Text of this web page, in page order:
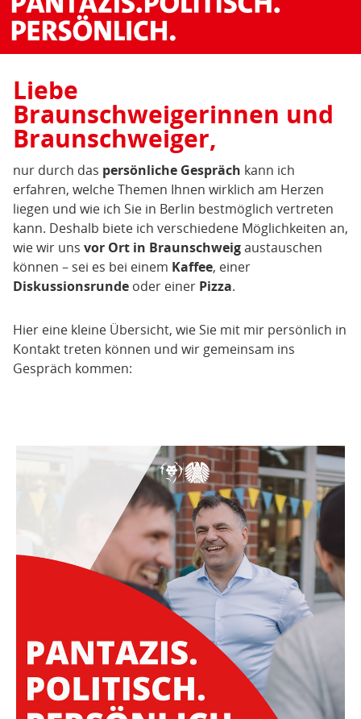
Liebe
Braunschweigerinnen und
Braunschweiger,
nur durch das persönliche Gespräch kann ich
erfahren, welche Themen Ihnen wirklich am Herzen
liegen und wie ich Sie in Berlin bestmöglich vertreten
kann. Deshalb biete ich verschiedene Möglichkeiten an,
wie wir uns vor Ort in Braunschweigaustauschen
können – sei es bei einem Kaffee, einer
Diskussionsrunde oder einer Pizza.
Hier eine kleine Übersicht, wie Sie mit mir persönlich in
Kontakt treten können und wir gemeinsam ins
Gespräch kommen: